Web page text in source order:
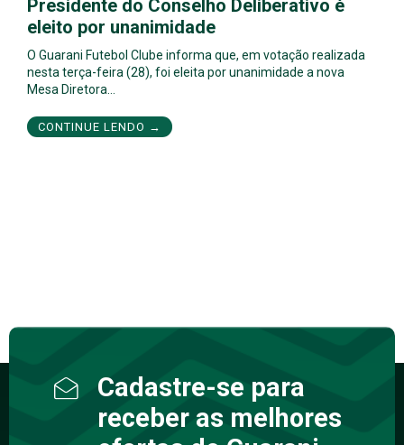
Presidente do Conselho Deliberativo é
eleito por unanimidade
O Guarani Futebol Clube informa que, em votação realizada
nesta terça-feira (28), foi eleita por unanimidade a nova
Mesa Diretora…
CONTINUE LENDO →
Cadastre-se para
receber as melhores